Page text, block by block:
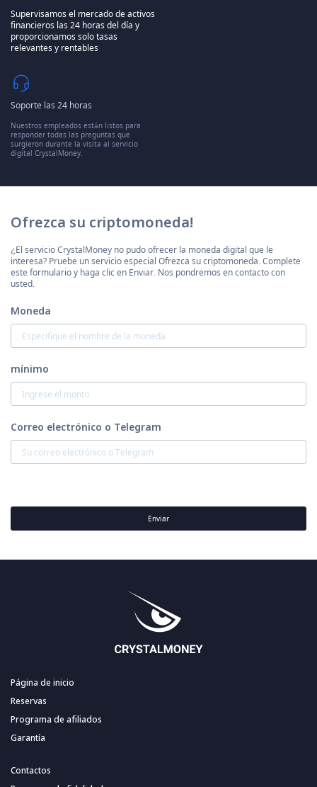
Supervisamos el mercado de activos
financieros las 24 horas del día y
proporcionamos solo tasas
relevantes y rentables
Soporte las 24 horas
Nuestros empleados están listos para
responder todas las preguntas que
surgieron durante la visita al servicio
digital CrystalMoney.
Ofrezca su criptomoneda!
¿El servicio CrystalMoney no pudo ofrecer la moneda digital que le
interesa? Pruebe un servicio especial Ofrezca su criptomoneda. Complete
este formulario y haga clic en Enviar. Nos pondremos en contacto con
usted.
Moneda
mínimo
Correo electrónico o Telegram
Enviar
Página de inicio
Reservas
Programa de afiliados
Garantía
Contactos